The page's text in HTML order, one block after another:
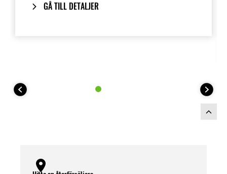
GÅ TILL DETALJER